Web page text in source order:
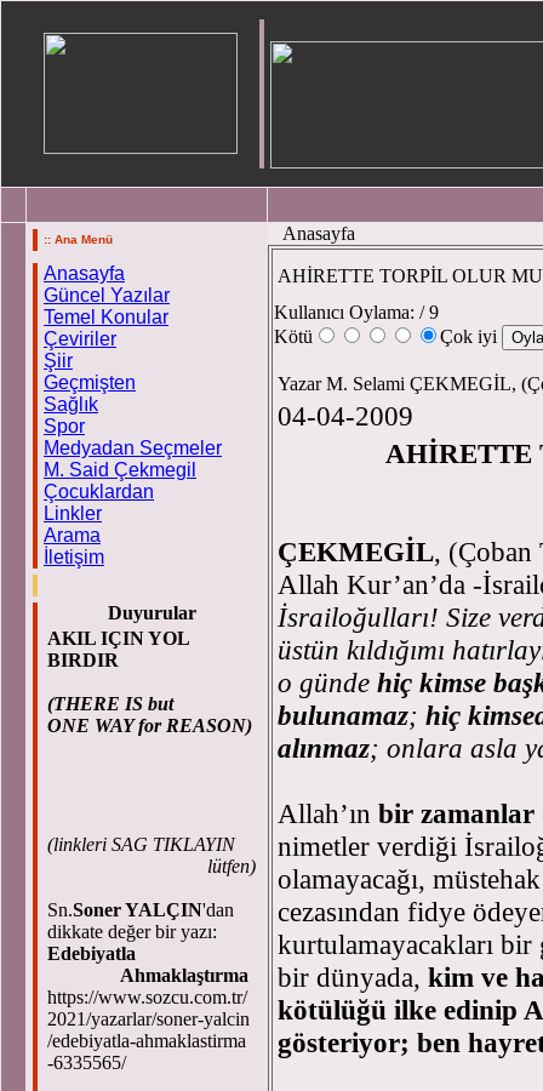
:: Ana Menü
Anasayfa
Güncel Yazılar
Temel Konular
Çeviriler
Şiir
Geçmişten
Sağlık
Spor
Medyadan Seçmeler
M. Said Çekmegil
Çocuklardan
Linkler
Arama
İletişim
Duyurular
AKIL IÇIN YOL
BIRDIR
(THERE IS but
ONE WAY for REASON)
(linkleri SAG TIKLAYIN
lütfen)
Sn.Soner YALÇIN'dan
dikkate değer bir yazı:
Edebiyatla
Ahmaklaştırma
https://www.sozcu.com.tr/
2021/yazarlar/soner-yalcin
/edebiyatla-ahmaklastirma
-6335565/
Anasayfa
AHİRETTE TORPİL OLUR
Kullanıcı Oylama: / 9
Kötü
Çok iyi
Yazar M. Selami ÇEKMEGİL,
04-04-2009
AHİRETTE
ÇEKMEGİL, (Çoban
Allah Kur’an’da -
İsrailoğulları! Size
üstün kıldığımı
o günde hiç kimse
bulunamaz; hiç
alınmaz; onlara asla
Allah’ın bir zamanlar
nimetler verdiği
olamayacağı,
cezasından fidye
kurtulamayacakları
bir dünyada, kim ve
kötülüğü ilke edinip
gösteriyor; ben